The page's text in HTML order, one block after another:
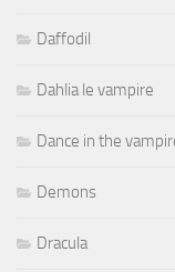
Daffodil
Dahlia le vampire
Dance in the
Demons
Dracula